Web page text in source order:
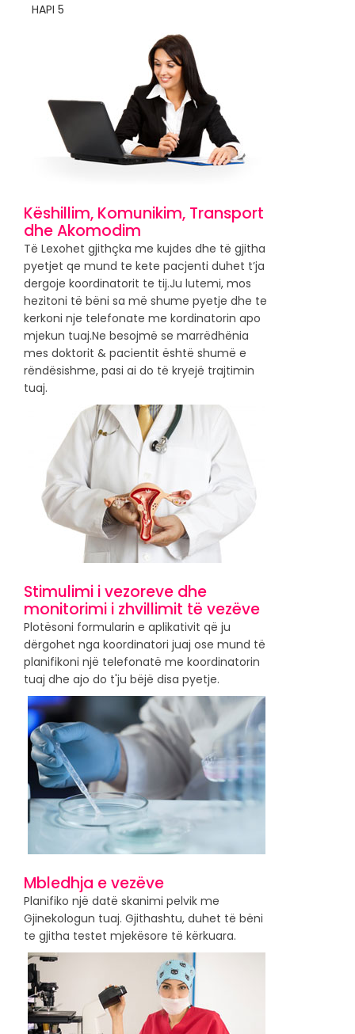
HAPI 5
Këshillim, Komunikim, Transport
dhe Akomodim
Të Lexohet gjithçka me kujdes dhe të gjitha
pyetjet qe mund te kete pacjenti duhet t’ja
dergoje koordinatorit te tij.Ju lutemi, mos
hezitoni të bëni sa më shume pyetje dhe te
kerkoni nje telefonate me kordinatorin apo
mjekun tuaj.Ne besojmë se marrëdhënia
mes doktorit & pacientit është shumë e
rëndësishme, pasi ai do të kryejë trajtimin
tuaj.
Stimulimi i vezoreve dhe
monitorimi i zhvillimit të vezëve
Plotësoni formularin e aplikativit që ju
dërgohet nga koordinatori juaj ose mund të
planifikoni një telefonatë me koordinatorin
tuaj dhe ajo do t'ju bëjë disa pyetje.
Mbledhja e vezëve
Planifiko një datë skanimi pelvik me
Gjinekologun tuaj. Gjithashtu, duhet të bëni
te gjitha testet mjekësore të kërkuara.